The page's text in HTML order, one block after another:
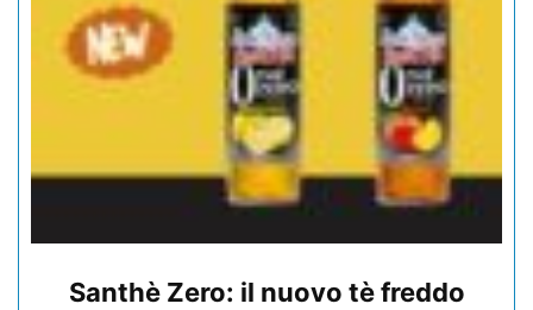
Santhè Zero: il nuovo tè freddo